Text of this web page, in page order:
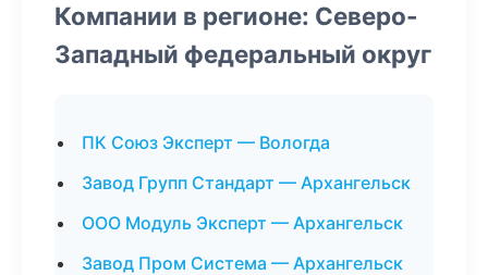
Компании в регионе: Северо-
Западный федеральный округ
ПК Союз Эксперт — Вологда
Завод Групп Стандарт — Архангельск
ООО Модуль Эксперт — Архангельск
Завод Пром Система — Архангельск